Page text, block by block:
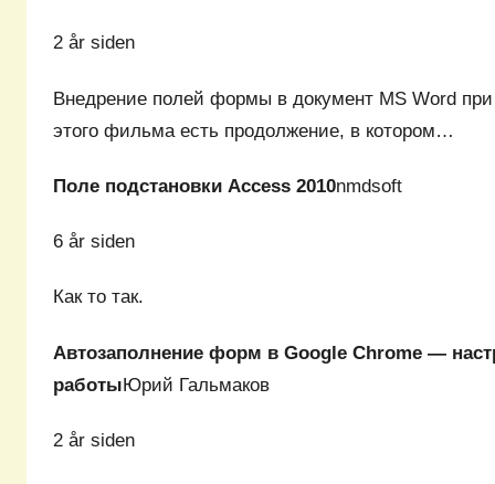
2 år siden
Внедрение полей формы в документ MS Word
этого фильма есть продолжение, в котором…
Поле подстановки Access 2010nmdsoft
6 år siden
Как то так.
Автозаполнение форм в Google Chrome —
работыЮрий Гальмаков
2 år siden